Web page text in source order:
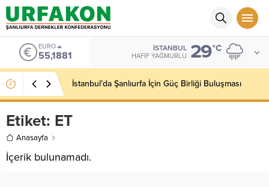
EURO
55,1881
İSTANBUL
HAFIF YAĞMURLU 29°C
İstanbul’da Şanlıurfa İçin Güç Birliği Buluşması
Etiket: ET
Anasayfa
İçerik bulunamadı.